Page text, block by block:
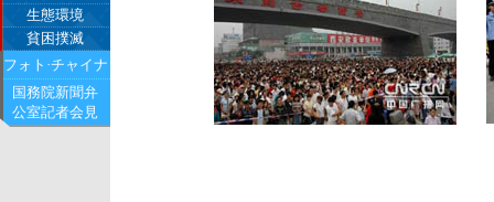
生態環境
貧困撲滅
フォト·チャイナ
国務院新聞弁
公室記者会見